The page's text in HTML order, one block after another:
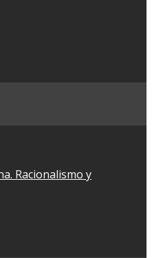
Racionalismo y